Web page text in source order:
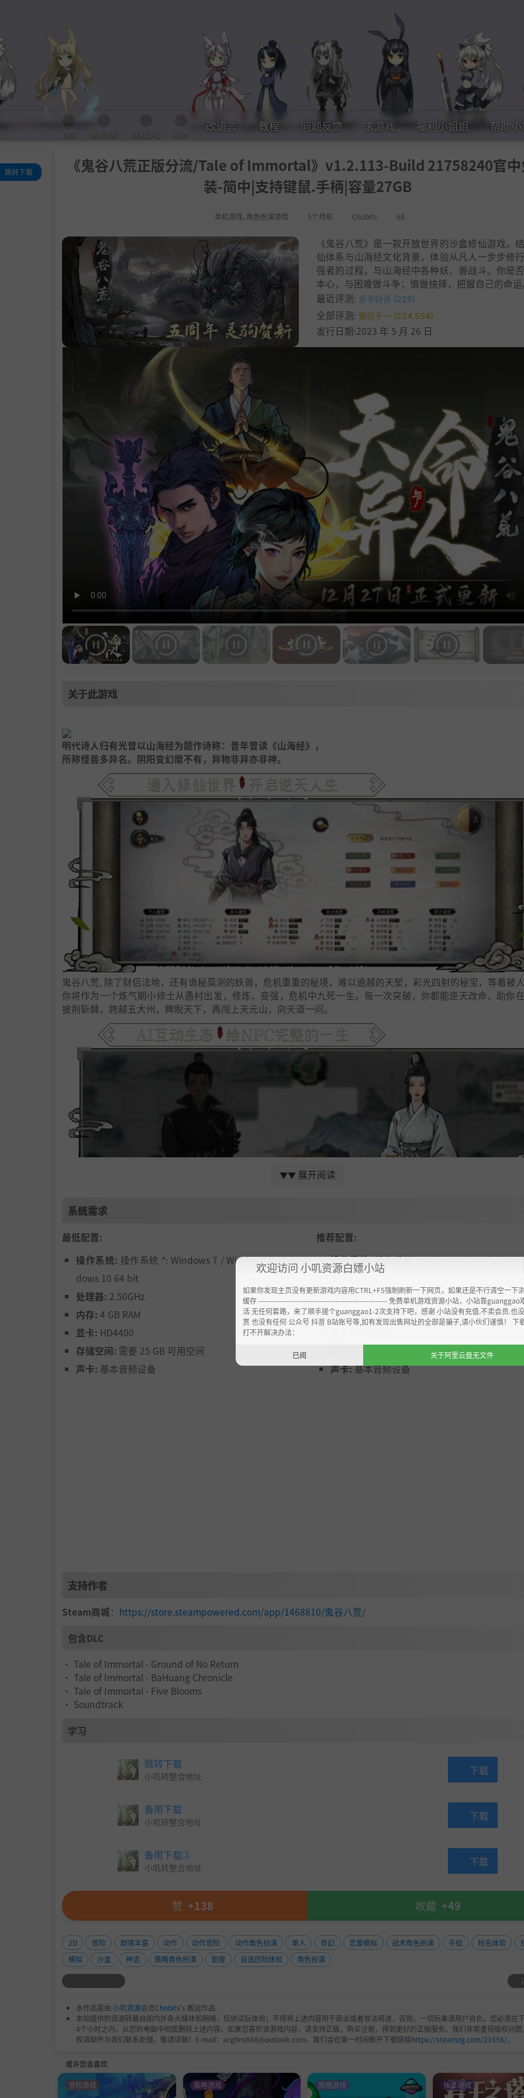
首页 单机游戏 联机游戏 软件
改语言 教程 问题反馈 求游戏 福利小姐姐 帮助小
《鬼谷八荒正版分流/Tale of Immortal》v1.2.113-Build 21758240官中
装-简中|支持键鼠.手柄|容量27GB
单机游戏 角色扮演游戏 5个月前 Chobits 68
跳转下载
《鬼谷八荒》是一款开放世界的沙盒修仙游戏。
仙体系与山海经文化背景，体验从凡人一步步修
强者的过程，与山海经中各种妖、兽战斗。你是
本心，与困难做斗争；慎做抉择，把握自己的命运
最近评测: 多半好评 (229)
全部评测: 褒贬不一 (224,554)
发行日期:2023 年 5 月 26 日
关于此游戏
明代诗人归有光曾以山海经为题作诗称：昔年曾读《山海经》，
所称怪兽多异名。阴阳变幻靡不有，异物非异亦非神。
鬼谷八荒, 除了财侣法地，还有诡秘莫测的妖兽，危机重重的秘境，难以逾越的天堑，彩光四射的秘宝，等着被人
你将作为一个炼气期小修士从愚村出发，修炼，变强，危机中九死一生。每一次突破，你都能逆天改命，助你
披荆斩棘，跨越五大州，睥睨天下，再闯上天元山，向天道一问。
我们构建了完整的NPC互动生态，他们“生活”在这里，有自己的朋友亲族关系网，自己的人生轨迹，不受玩家
限制，除非，你决定出手干涉。
你可兼济天下，携手红颜；你可独善其身，快意恩仇；你亦可逆天而行，与全世界为敌。
和NPC们切磋武艺，传授道心，拜师学艺，收徒授业。和NPC在拍卖场喊价厮杀，结束后拔刀相向或顺手牵羊。
为修仙界群像中的一部分，是大放异彩，还是默默修行，皆看你如何选择。
我们构建了宗门的经营玩法，身为弟子，长老以及宗主，将会有不同的体验。你可以加入大宗门，从最底层的
长老可以管辖门下弟子，传道授业，分配任务职能，加速宗门成长，在宗门大战中指导弟子大杀四方。
一统八荒，只要你有宏图壮志和铁腕手段，不再只是幻想。
闯荡这世界，需要有傍身之技。
▼▼ 展开阅读
系统需求
最低配置:
操作系统: 操作系统 *: Windows 7 / Windows 8 / Win
dows 10 64 bit
处理器: 2.50GHz
内存: 4 GB RAM
显卡: HD4400
存储空间: 需要 25 GB 可用空间
声卡: 基本音频设备
推荐配置:
操作系统:操作系统 *: Windows 7 / Windows
处理器:2.50GHz
内存:4 GB RAM
需要 25 GB 可用空间
声卡:基本音频设备
支持作者
Steam商城： https://store.steampowered.com/app/1468810/鬼谷八荒/
包含DLC
• Tale of Immortal - Ground of No Return
• Tale of Immortal - BaHuang Chronicle
• Tale of Immortal - Five Blooms
• Soundtrack
学习
跳转下载
小叽转整合地址 下载
备用下载
小叽转整合地址 下载
备用下载②
小叽转整合地址 下载
赞 +138 收藏 +49
2D 冒险 剧情丰富 动作 动作冒险 动作角色扮演 单人 奇幻 恋爱模拟 战术角色扮演 手绘 抢先体验
模拟
沙盒 神话 策略角色扮演 管理 自选历险体验 角色扮演
本作品是由 小叽资源会员Chobits's 搬运作品.
本站提供的资源转载自国内外各大媒体和网络，仅供试玩体验；不得将上述内容用于商业或者非法用途，否则，一切后果请用户自负。您必须在
4个小时之内，从您的电脑中彻底删除上述内容。如果您喜欢该游戏内容，请支持正版，购买注册，得到更好的正版服务。我们非常重视版权问题
权请邮件与我们联系处理。敬请谅解！E-mail：acgbns666@outlook.com，我们会在第一时间断开下载链接https://steamzg.com/21656/。
或许您会喜欢
冒险游戏 策略游戏 策略游戏 独立游戏
欢迎访问 小叽资源白嫖小站
如果你发现主页没有更新游戏内容用CTRL+F5强制刷新一下网页，如果还是不行清空一下
缓存 ------------------------------------------------------- 免费单机游戏资源小站，小站靠guanggao
活 无任何套路，来了顺手搓个guanggao1-2次支持下吧，感谢 小站没有充值.不卖会员.也
赏 也没有任何 公众号 抖音 B站账号等,如有发现出售网址的全部是骗子,请小伙们谨慎！ 下
打不开解决办法：
已阅 关于阿里云盘无文件